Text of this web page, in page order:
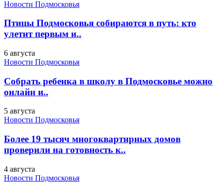
Новости Подмосковья
Птицы Подмосковья собираются в путь: кто
улетит первым и..
6 августа
Новости Подмосковья
Собрать ребенка в школу в Подмосковье можно
онлайн и..
5 августа
Новости Подмосковья
Более 19 тысяч многоквартирных домов
проверили на готовность к..
4 августа
Новости Подмосковья